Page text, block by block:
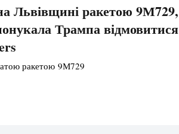
Львівщині ракетою 9М729,
Трампа відмовитися
ракетою 9М729